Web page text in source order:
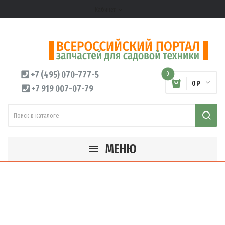
+7 (495) 070-777-5
+7 919 007-07-79
0
0 ₽
МЕНЮ